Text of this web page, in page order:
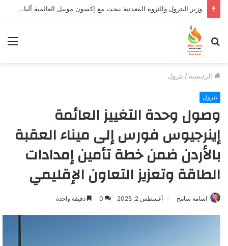
وزير البترول والثروة المعدنية يبحث مع إكسون موبيل العالمية آليات تنفيذ مذكرة التفاهم لربط اكتشافات الشركة في قبرص بالبنية التحتية المصرية
بحث
عن
الرئيسية / بترول
بترول
وصول وحدة التغييز العائمة
إينرجيوس فورس إلى ميناء العقبة
بالأردن ضمن خطة تأمين إمدادات
الطاقة وتعزيز التعاون الإقليمي
اسامه سامح أغسطس 2, 2025 0 دقيقة واحدة